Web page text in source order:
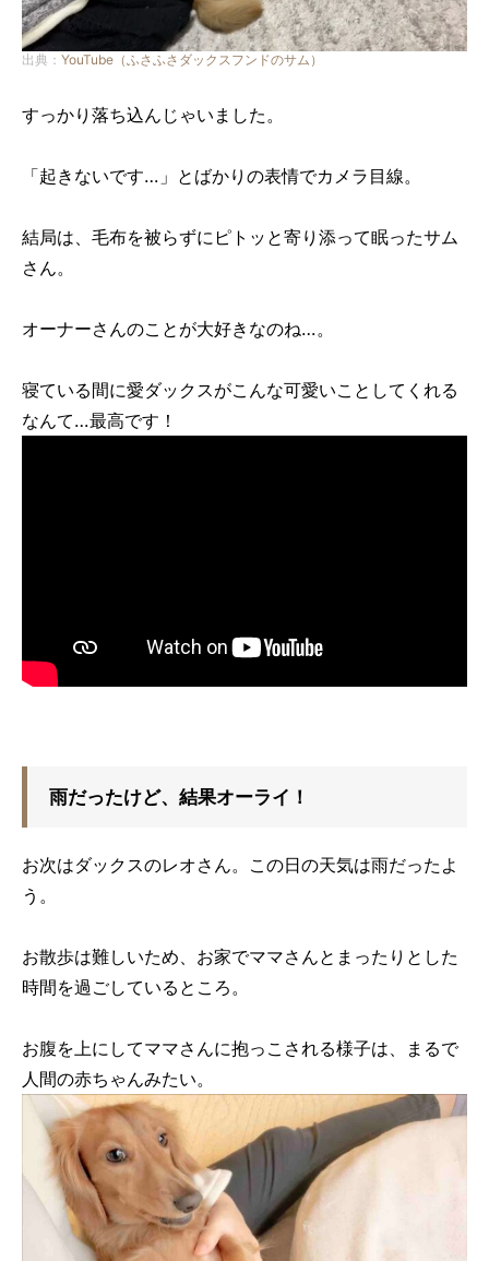
出典： YouTube（ふさふさダックスフンドのサム）
すっかり落ち込んじゃいました。
「起きないです…」とばかりの表情でカメラ目線。
結局は、毛布を被らずにピトッと寄り添って眠ったサム
さん。
オーナーさんのことが大好きなのね…。
寝ている間に愛ダックスがこんな可愛いことしてくれる
なんて…最高です！
雨だったけど、結果オーライ！
お次はダックスのレオさん。この日の天気は雨だったよ
う。
お散歩は難しいため、お家でママさんとまったりとした
時間を過ごしているところ。
お腹を上にしてママさんに抱っこされる様子は、まるで
人間の赤ちゃんみたい。